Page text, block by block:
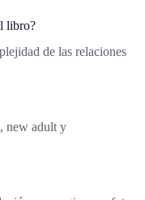
libro?
de las relaciones
new adult y